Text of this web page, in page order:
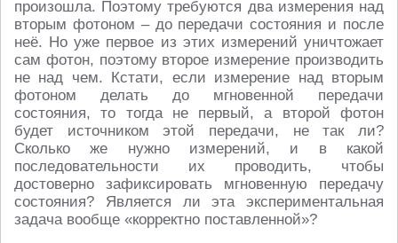
произошла. Поэтому требуются два измерения над
вторым фотоном – до передачи состояния и после
неё. Но уже первое из этих измерений уничтожает
сам фотон, поэтому второе измерение производить
не над чем. Кстати, если измерение над вторым
фотоном делать до мгновенной передачи
состояния, то тогда не первый, а второй фотон
будет источником этой передачи, не так ли?
Сколько же нужно измерений, и в какой
последовательности их проводить, чтобы
достоверно зафиксировать мгновенную передачу
состояния? Является ли эта экспериментальная
задача вообще «корректно поставленной»?